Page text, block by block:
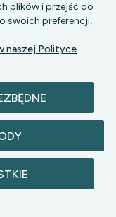
24-210B,
|| NIP:
plików i przejść do
swoich preferencji,
naszej Polityce